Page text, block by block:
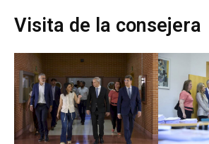
Visita de la consejera